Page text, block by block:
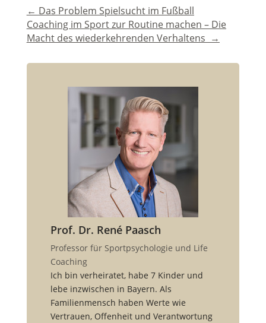
← Das Problem Spielsucht im Fußball
Coaching im Sport zur Routine machen – Die
Macht des wiederkehrenden Verhaltens →
Prof. Dr. René Paasch
Professor für Sportpsychologie und Life
Coaching
Ich bin verheiratet, habe 7 Kinder und
lebe inzwischen in Bayern. Als
Familienmensch haben Werte wie
Vertrauen, Offenheit und Verantwortung